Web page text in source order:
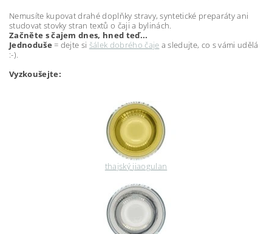
Nemusíte kupovat drahé doplňky stravy, syntetické preparáty ani
studovat stovky stran textů o čaji a bylinách.
Začněte s čajem dnes, hned teď...
Jednoduše = dejte si šálek dobrého čaje a sledujte, co s vámi udělá
:-).
Vyzkoušejte:
thajský jiaogulan